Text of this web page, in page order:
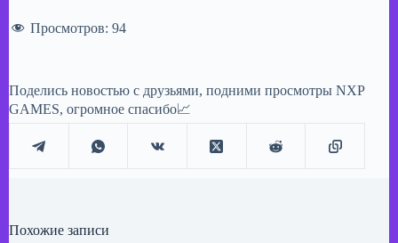
Просмотров: 94
Поделись новостью с друзьями, подними просмотры NXP
GAMES, огромное спасибо📈
Похожие записи